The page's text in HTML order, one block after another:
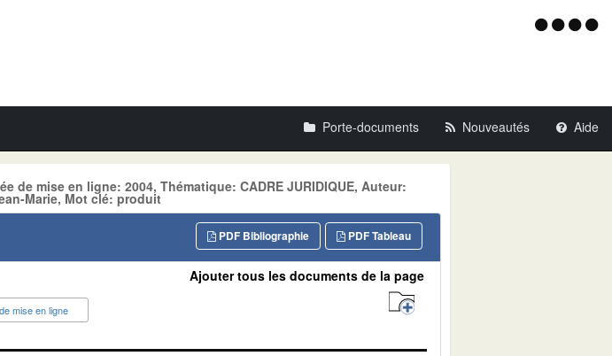
Menu
Porte-documents Nouveautés Aide
de mise en ligne: 2004, Thématique: CADRE JURIDIQUE, Auteur:
Marie, Mot clé: produit
PDF Tableau
PDF Bibliographie
mise en ligne
Ajouter tous les documents de la page